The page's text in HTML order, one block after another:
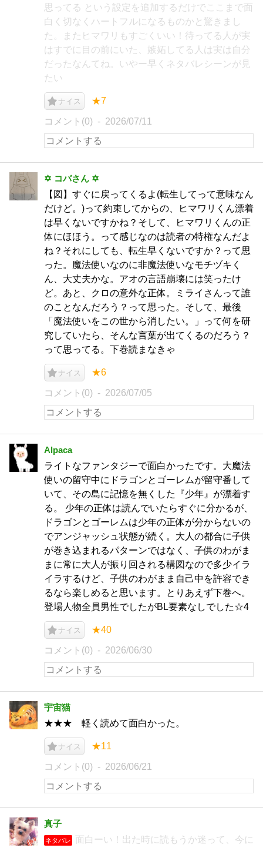
思ってる という設定を追加するだけでここまで面
白く切なくハートフルになるものかと驚きまし
た。またヒマワリもすごくいい！待ってる人が実
はすでに目の前にいた、嫉妬してる人は実は自分
だったなんてね。いやー早くネタバレシーンが見
たい
ナイス ★7
コメント(0) 2026/07/11
✡ コバさん ✡
【図】すぐに戻ってくるよ(転生してって意味なん
だけど。)って約束してからの、ヒマワリくん漂着
は早くないですかね？そして、ヒマワリくんの正
体にほほう。って感じなのは読者の特権なんだよ
ね？それにしても、転生早くないですか？って思
った。魔法使いなのに非魔法使いなモチヅキく
ん、大丈夫かな。アオの言語崩壊には笑ったけ
ど。あと、クロの意外な正体。ミライさんって誰
のことなんだろう？って思った。そして、最後
「魔法使いをこの世から消したい。」って何を研
究していたら、そんな言葉が出てくるのだろう？
って思ってる。下巻読まなきゃ
ナイス ★6
コメント(0) 2026/07/05
Alpaca
ライトなファンタジーで面白かったです。大魔法
使いの留守中にドラゴンとゴーレムが留守番して
いて、その島に記憶を無くした『少年』が漂着す
る。 少年の正体は読んでいたらすぐに分かるが、
ドラゴンとゴーレムは少年の正体が分からないの
でアンジャッシュ状態が続く。大人の都合に子供
が巻き込まれるパターンではなく、子供のわがま
まに常に大人が振り回される構図なので多少イラ
イラするけど、子供のわがまま自己中を許容でき
るなら楽しめると思います。とりあえず下巻へ。
登場人物全員男性でしたがBL要素なしでした☆4
ナイス ★40
コメント(0) 2026/06/30
宇宙猫
★★★ 軽く読めて面白かった。
ナイス ★11
コメント(0) 2026/06/21
真子
ネタバレ
面白ーい！出た時に読もうか迷って、今に